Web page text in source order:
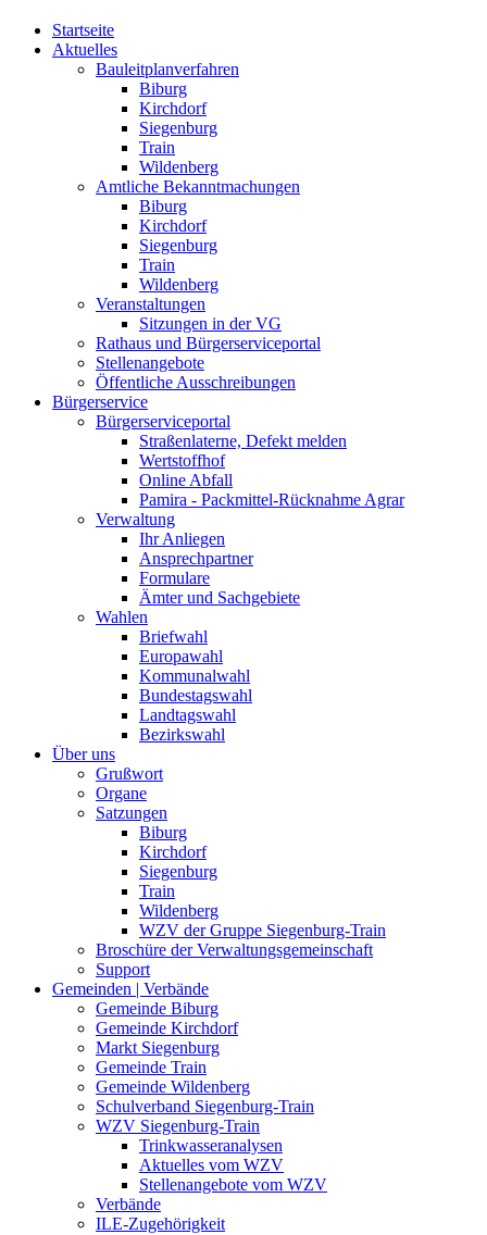
Startseite
Aktuelles
Bauleitplanverfahren
Biburg
Kirchdorf
Siegenburg
Train
Wildenberg
Amtliche Bekanntmachungen
Biburg
Kirchdorf
Siegenburg
Train
Wildenberg
Veranstaltungen
Sitzungen in der VG
Rathaus und Bürgerserviceportal
Stellenangebote
Öffentliche Ausschreibungen
Bürgerservice
Bürgerserviceportal
Straßenlaterne, Defekt melden
Wertstoffhof
Online Abfall
Pamira - Packmittel-Rücknahme Agrar
Verwaltung
Ihr Anliegen
Ansprechpartner
Formulare
Ämter und Sachgebiete
Wahlen
Briefwahl
Europawahl
Kommunalwahl
Bundestagswahl
Landtagswahl
Bezirkswahl
Über uns
Grußwort
Organe
Satzungen
Biburg
Kirchdorf
Siegenburg
Train
Wildenberg
WZV der Gruppe Siegenburg-Train
Broschüre der Verwaltungsgemeinschaft
Support
Gemeinden | Verbände
Gemeinde Biburg
Gemeinde Kirchdorf
Markt Siegenburg
Gemeinde Train
Gemeinde Wildenberg
Schulverband Siegenburg-Train
WZV Siegenburg-Train
Trinkwasseranalysen
Aktuelles vom WZV
Stellenangebote vom WZV
Verbände
ILE-Zugehörigkeit